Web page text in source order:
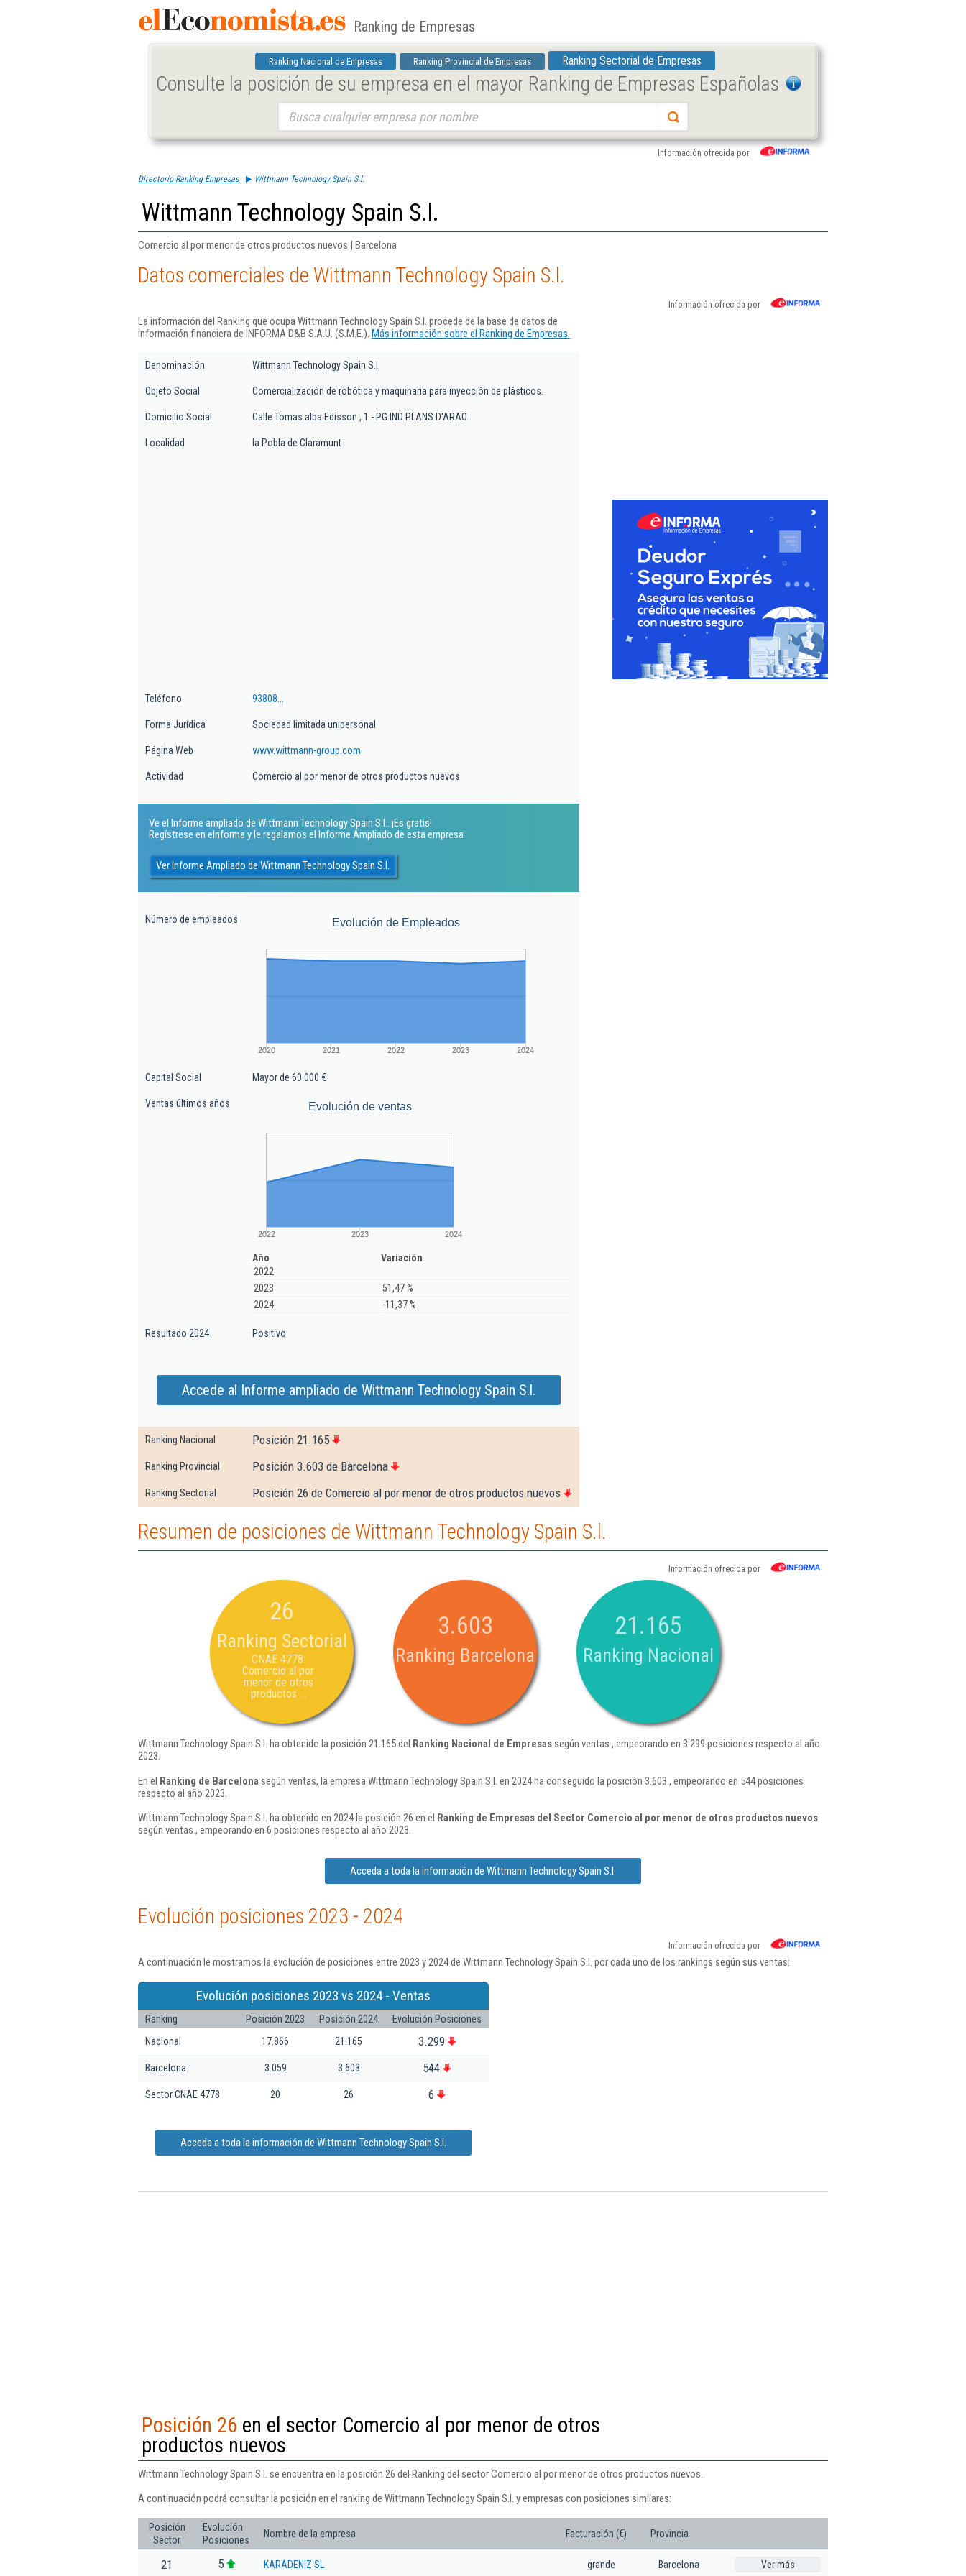
Ranking de Empresas
Ranking Nacional de Empresas Ranking Provincial de Empresas Ranking Sectorial de Empresas
Consulte la posición de su empresa en el mayor Ranking de Empresas Españolas
Información ofrecida por
Directorio Ranking Empresas Wittmann Technology Spain S.l.
Wittmann Technology Spain S.l.
Comercio al por menor de otros productos nuevos | Barcelona
Datos comerciales de Wittmann Technology Spain S.l.
Información ofrecida por
La información del Ranking que ocupa Wittmann Technology Spain S.l. procede de la base de datos de
información financiera de INFORMA D&B S.A.U. (S.M.E.). Más información sobre el Ranking de Empresas.
Denominación Wittmann Technology Spain S.l.
Objeto Social Comercialización de robótica y maquinaria para inyección de plásticos.
Domicilio Social Calle Tomas alba Edisson , 1 - PG IND PLANS D'ARAO
Localidad la Pobla de Claramunt
Teléfono 93808...
Forma Jurídica Sociedad limitada unipersonal
Página Web www.wittmann-group.com
Actividad Comercio al por menor de otros productos nuevos
Ve el Informe ampliado de Wittmann Technology Spain S.l.. ¡Es gratis!
Regístrese en eInforma y le regalamos el Informe Ampliado de esta empresa
Ver Informe Ampliado de Wittmann Technology Spain S.l.
Número de empleados Evolución de Empleados
2020 2021 2022 2023 2024
Capital Social Mayor de 60.000 €
Ventas últimos años Evolución de ventas
2022 2023 2024
Año
Variación
2022
2023
51,47 %
2024
-11,37 %
Resultado 2024 Positivo
Accede al Informe ampliado de Wittmann Technology Spain S.l.
Ranking Nacional Posición 21.165
Ranking Provincial Posición 3.603 de Barcelona
Ranking Sectorial Posición 26 de Comercio al por menor de otros productos nuevos
Resumen de posiciones de Wittmann Technology Spain S.l.
Información ofrecida por
26
Ranking Sectorial
CNAE 4778:
Comercio al por
menor de otros
productos ...
3.603
Ranking Barcelona
21.165
Ranking Nacional
Wittmann Technology Spain S.l. ha obtenido la posición 21.165 del Ranking Nacional de Empresassegún ventas , empeorando en 3.299 posiciones respecto al año
2023.
En el Ranking de Barcelona según ventas, la empresa Wittmann Technology Spain S.l. en 2024 ha conseguido la posición 3.603 , empeorando en 544 posiciones
respecto al año 2023.
Wittmann Technology Spain S.l. ha obtenido en 2024 la posición 26 en el Ranking de Empresas del Sector Comercio al por menor de otros productos nuevos
según ventas , empeorando en 6 posiciones respecto al año 2023.
Acceda a toda la información de Wittmann Technology Spain S.l.
Evolución posiciones 2023 - 2024
Información ofrecida por
A continuación le mostramos la evolución de posiciones entre 2023 y 2024 de Wittmann Technology Spain S.l. por cada uno de los rankings según sus ventas:
Evolución posiciones 2023 vs 2024 - Ventas
Ranking Posición 2023 Posición 2024
Evolución Posiciones
Nacional
17.866 21.165 3.299
Barcelona 3.059 3.603 544
Sector CNAE 4778 20 26 6
Acceda a toda la información de Wittmann Technology Spain S.l.
Posición 26 en el sector Comercio al por menor de otros
productos nuevos
Wittmann Technology Spain S.l. se encuentra en la posición 26 del Ranking del sector Comercio al por menor de otros productos nuevos.
A continuación podrá consultar la posición en el ranking de Wittmann Technology Spain S.l. y empresas con posiciones similares:
Posición
Sector
Evolución
Posiciones
Nombre de la empresa Facturación (€) Provincia
21 5 KARADENIZ SL grande Barcelona Ver más